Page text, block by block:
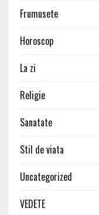
Frumusete
Horoscop
La zi
Religie
Sanatate
Stil de viata
Uncategorized
VEDETE